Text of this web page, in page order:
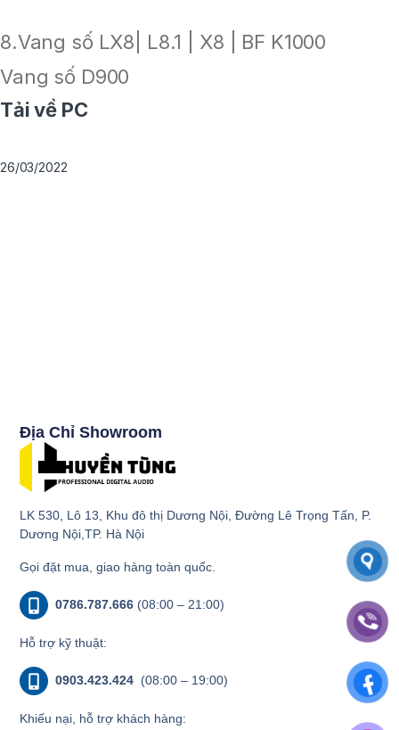
8.Vang số LX8| L8.1 | X8 | BF K1000
Vang số D900
Tải về PC
26/03/2022
Địa Chỉ Showroom
LK 530, Lô 13, Khu đô thị Dương Nội, Đường Lê Trọng Tấn, P.
Dương Nội,TP. Hà Nội
Gọi đặt mua, giao hàng toàn quốc.
0786.787.666 (08:00 – 21:00)
Hỗ trợ kỹ thuật:
0903.423.424 (08:00 – 19:00)
Khiếu nại, hỗ trợ khách hàng: